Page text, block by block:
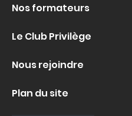
Nos formateurs
Le Club Privilège
Nous rejoindre
Plan du site